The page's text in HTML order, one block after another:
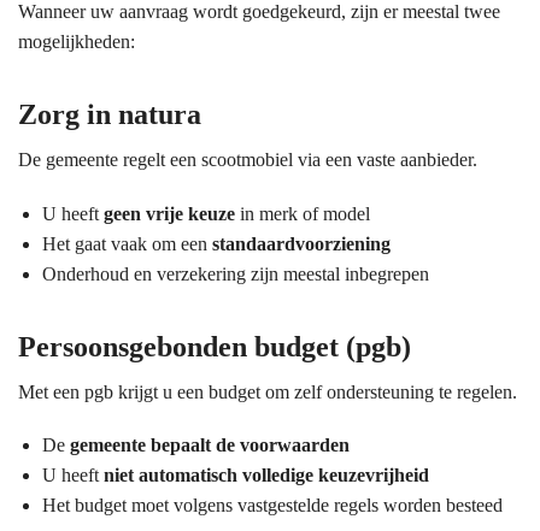
Wanneer uw aanvraag wordt goedgekeurd, zijn er meestal twee
mogelijkheden:
Zorg in natura
De gemeente regelt een scootmobiel via een vaste aanbieder.
U heeft geen vrije keuze in merk of model
Het gaat vaak om een standaardvoorziening
Onderhoud en verzekering zijn meestal inbegrepen
Persoonsgebonden budget (pgb)
Met een pgb krijgt u een budget om zelf ondersteuning te regelen.
De gemeente bepaalt de voorwaarden
U heeft niet automatisch volledige keuzevrijheid
Het budget moet volgens vastgestelde regels worden besteed